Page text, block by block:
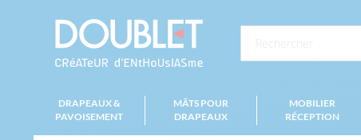
DRAPEAUX &
PAVOISEMENT
MÂTS POUR
DRAPEAUX
MOBILIER
RÉCEPTION